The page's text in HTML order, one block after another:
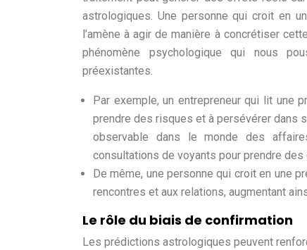
astrologiques. Une personne qui croit en
l’amène à agir de manière à concrétiser
phénomène psychologique qui nous
préexistantes.
Par exemple, un entrepreneur qui lit une
prendre des risques et à persévérer dans
observable dans le monde des
consultations de voyants pour prendre
De même, une personne qui croit en une
rencontres et aux relations, augmentant
Le rôle du biais de confirmation
Les prédictions astrologiques peuvent